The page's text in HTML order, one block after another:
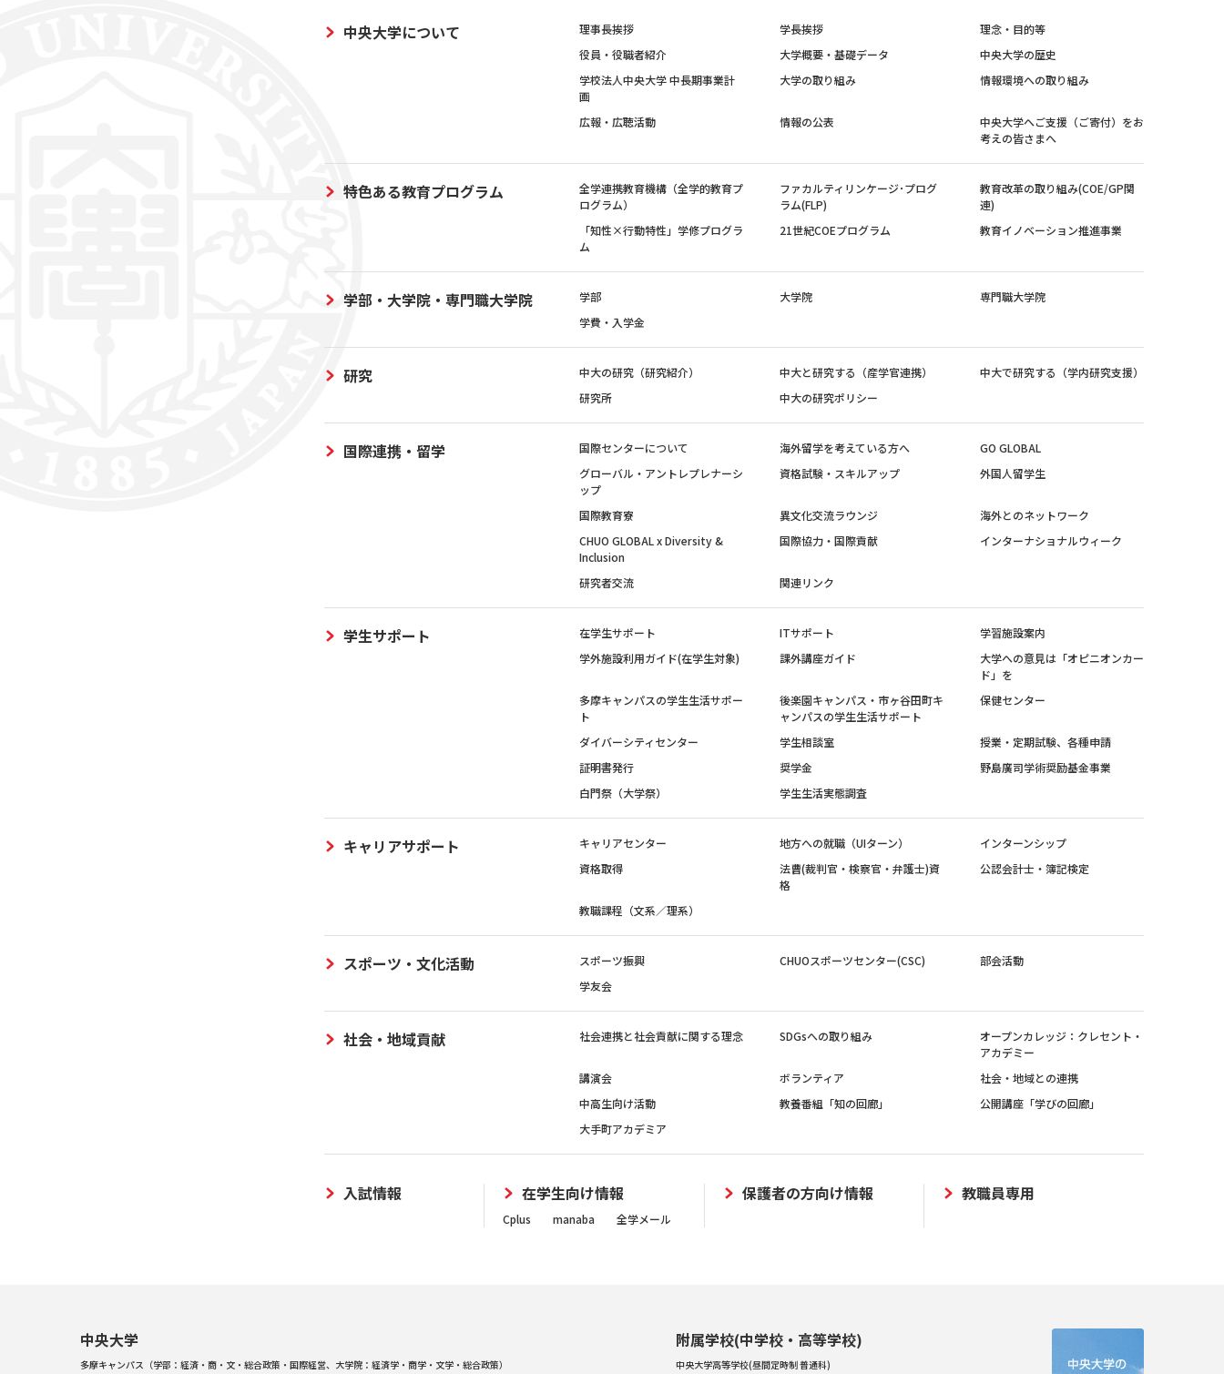
中央大学について 理事長挨拶 学長挨拶
理念・目的等
役員・役職者紹介
大学概要・基礎データ
中央大学の歴史
学校法人中央大学 中長期事業計
画
大学の取り組み 情報環境への取り組み
広報・広聴活動 情報の公表
中央大学へご支援（ご寄付）をお
考えの皆さまへ
特色ある教育プログラム
全学連携教育機構（全学的教育プ
ログラム）
ファカルティリンケージ･プログ
ラム(FLP)
教育改革の取り組み(COE/GP関
連)
「知性×行動特性」学修プログラ
ム
21世紀COEプログラム 教育イノベーション推進事業
学部・大学院・専門職大学院 学部 大学院
専門職大学院
学費・入学金
研究 中大の研究（研究紹介） 中大と研究する（産学官連携）
中大で研究する（学内研究支援）
研究所
中大の研究ポリシー
国際連携・留学 国際センターについて 海外留学を考えている方へ
GO GLOBAL
グローバル・アントレプレナーシ
ップ
資格試験・スキルアップ 外国人留学生
国際教育寮 異文化交流ラウンジ
海外とのネットワーク
CHUO GLOBAL x Diversity &
Inclusion
国際協力・国際貢献 インターナショナルウィーク
研究者交流 関連リンク
学生サポート 在学生サポート ITサポート
学習施設案内
学外施設利用ガイド(在学生対象)
課外講座ガイド
大学への意見は「オピニオンカー
ド」を
多摩キャンパスの学生生活サポー
ト
後楽園キャンパス・市ヶ谷田町キ
ャンパスの学生生活サポート
保健センター
ダイバーシティセンター 学生相談室
授業・定期試験、各種申請
証明書発行
奨学金
野島廣司学術奨励基金事業
白門祭（大学祭）
学生生活実態調査
キャリアサポート キャリアセンター 地方への就職（UIターン）
インターンシップ
資格取得
法曹(裁判官・検察官・弁護士)資
格
公認会計士・簿記検定
教職課程（文系／理系）
スポーツ・文化活動 スポーツ振興 CHUOスポーツセンター(CSC)
部会活動
学友会
社会・地域貢献 社会連携と社会貢献に関する理念 SDGsへの取り組み
オープンカレッジ：クレセント・
アカデミー
講演会
ボランティア
社会・地域との連携
中高生向け活動
教養番組「知の回廊」
公開講座「学びの回廊」
大手町アカデミア
入試情報 在学生向け情報
Cplus manaba 全学メール
保護者の方向け情報 教職員専用
中央大学
多摩キャンパス（学部：経済・商・文・総合政策・国際経営、大学院：経済学・商学・文学・総合政策）
附属学校(中学校・高等学校)
中央大学高等学校(昼間定時制 普通科)